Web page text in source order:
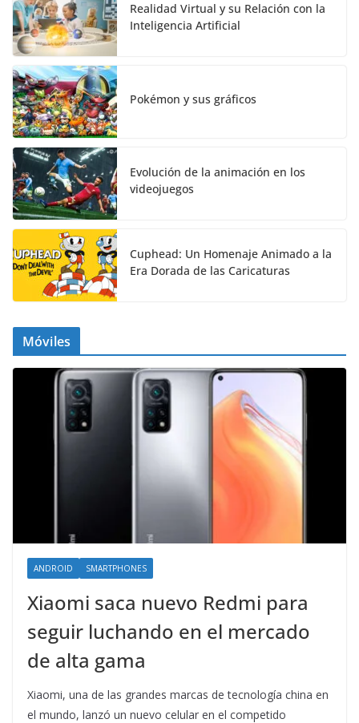
Realidad Virtual y su Relación con la
Inteligencia Artificial
Pokémon y sus gráficos
Evolución de la animación en los
videojuegos
Cuphead: Un Homenaje Animado a la
Era Dorada de las Caricaturas
Móviles
ANDROID SMARTPHONES
Xiaomi saca nuevo Redmi para
seguir luchando en el mercado
de alta gama
Xiaomi, una de las grandes marcas de tecnología china en
el mundo, lanzó un nuevo celular en el competido